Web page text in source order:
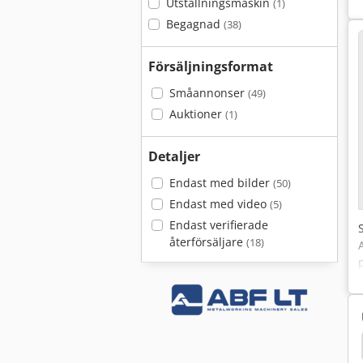
(1)
Begagnad (38)
Försäljningsformat
Småannonser (49)
Auktioner (1)
Detaljer
Endast med bilder (50)
Endast med video (5)
Endast verifierade
återförsäljare (18)